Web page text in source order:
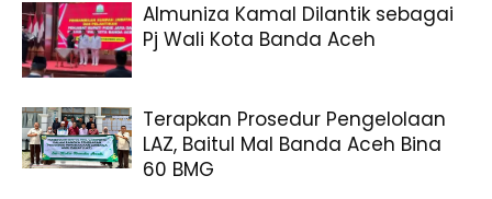
Almuniza Kamal Dilantik sebagai
Pj Wali Kota Banda Aceh
Terapkan Prosedur Pengelolaan
LAZ, Baitul Mal Banda Aceh Bina
60 BMG